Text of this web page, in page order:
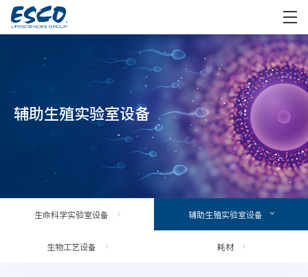
辅助生殖实验室设备
生命科学实验室设备 辅助生殖实验室设备
生物工艺设备 耗材